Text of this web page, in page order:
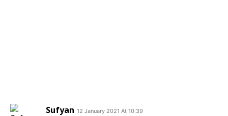
Sufyan 12 January 2021 At 10:39